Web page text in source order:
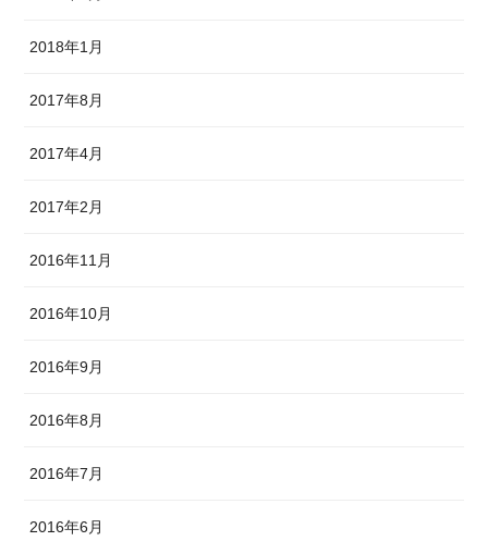
2018年1月
2017年8月
2017年4月
2017年2月
2016年11月
2016年10月
2016年9月
2016年8月
2016年7月
2016年6月